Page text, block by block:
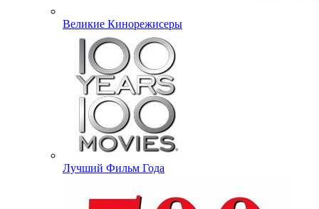
Великие Кинорежисеры
Лучший Фильм Года